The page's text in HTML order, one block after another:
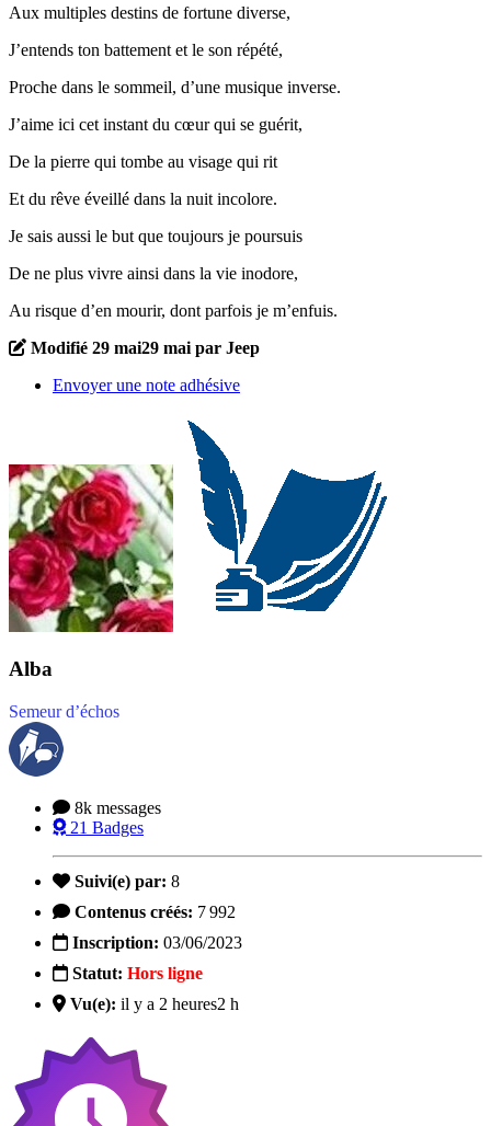
Aux multiples destins de fortune diverse,
J’entends ton battement et le son répété,
Proche dans le sommeil, d’une musique inverse.
J’aime ici cet instant du cœur qui se guérit,
De la pierre qui tombe au visage qui rit
Et du rêve éveillé dans la nuit incolore.
Je sais aussi le but que toujours je poursuis
De ne plus vivre ainsi dans la vie inodore,
Au risque d’en mourir, dont parfois je m’enfuis.
Modifié 29 mai29 mai par Jeep
Envoyer une note adhésive
Alba
Semeur d’échos
8k messages
21 Badges
Suivi(e) par: 8
Contenus créés: 7 992
Inscription: 03/06/2023
Statut: Hors ligne
Vu(e): il y a 2 heures2 h